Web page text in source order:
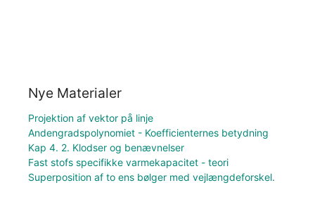
Nye Materialer
Projektion af vektor på linje
Andengradspolynomiet - Koefficienternes betydning
Kap 4. 2. Klodser og benævnelser
Fast stofs specifikke varmekapacitet - teori
Superposition af to ens bølger med vejlængdeforskel.